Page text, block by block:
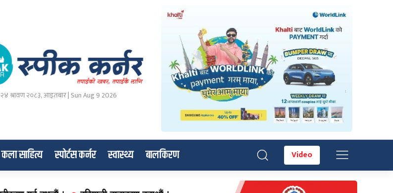
२४ श्रावण २०८३, आइतबार | Sun Aug 9 2026
कला साहित्य स्पोर्टस कर्नर स्वास्थ्य बालकिरण Video